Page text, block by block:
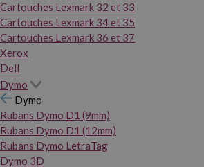
Cartouches Lexmark 32 et 33
Cartouches Lexmark 34 et 35
Cartouches Lexmark 36 et 37
Xerox
Dell
Dymo
Dymo
Rubans Dymo D1 (9mm)
Rubans Dymo D1 (12mm)
Rubans Dymo LetraTag
Dymo 3D